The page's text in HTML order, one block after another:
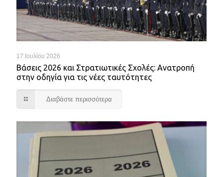
17 Ιουλίου 2026
Βάσεις 2026 και Στρατιωτικές Σχολές: Ανατροπή
στην οδηγία για τις νέες ταυτότητες
Διαβάστε περισσότερα